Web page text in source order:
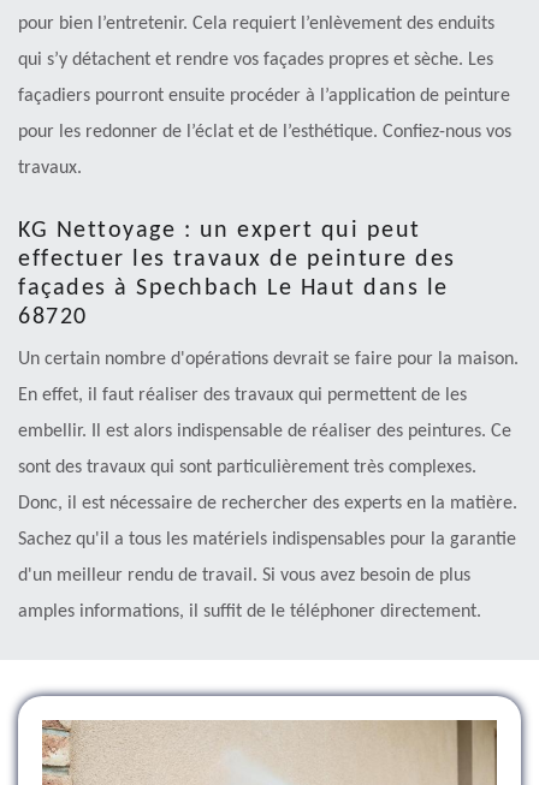
pour bien l’entretenir. Cela requiert l’enlèvement des enduits
qui s’y détachent et rendre vos façades propres et sèche. Les
façadiers pourront ensuite procéder à l’application de peinture
pour les redonner de l’éclat et de l’esthétique. Confiez-nous vos
travaux.
KG Nettoyage : un expert qui peut
effectuer les travaux de peinture des
façades à Spechbach Le Haut dans le
68720
Un certain nombre d'opérations devrait se faire pour la maison.
En effet, il faut réaliser des travaux qui permettent de les
embellir. Il est alors indispensable de réaliser des peintures. Ce
sont des travaux qui sont particulièrement très complexes.
Donc, il est nécessaire de rechercher des experts en la matière.
Sachez qu'il a tous les matériels indispensables pour la garantie
d'un meilleur rendu de travail. Si vous avez besoin de plus
amples informations, il suffit de le téléphoner directement.